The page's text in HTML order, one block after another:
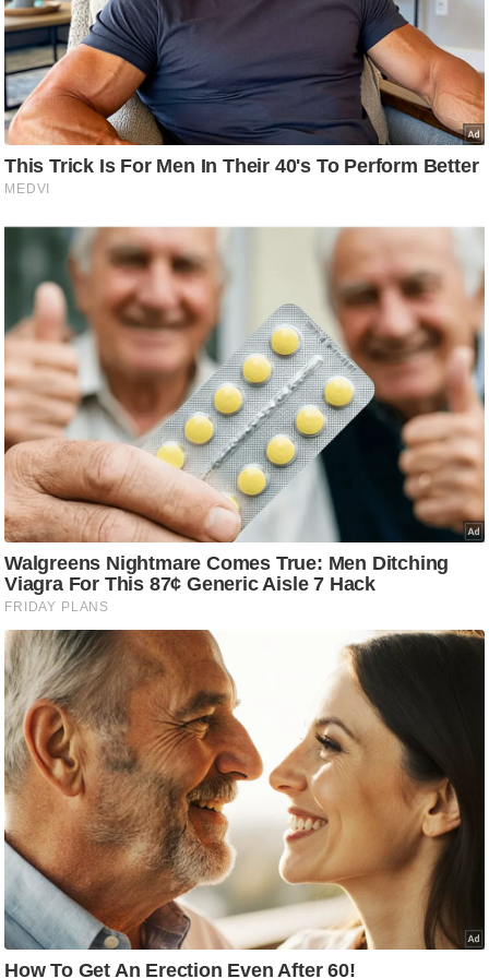
र्ल्ड
न्यू
ज
ब्री
फ
म
नो
रं
न
ज
ग
त
बॉ
ली
वु
ड
हॉ
ली
वु
ड
फि
ल्म
स
मी
क्षा
B
e
a
i